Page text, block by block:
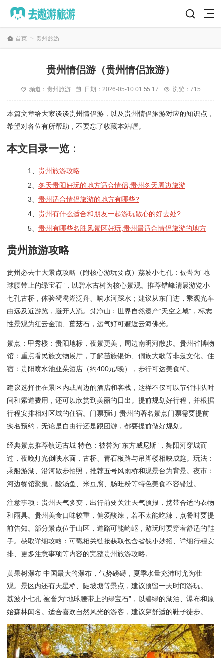
首页 > 贵州旅游
贵州情侣游（贵州情侣旅游）
频道： 贵州旅游 日期： 2026-05-10 01:55:17 浏览：715
本篇文章给大家谈谈贵州情侣游，以及贵州情侣旅游对应的知识点，
希望对各位有所帮助，不要忘了收藏本站喔。
本文目录一览：
1、 贵州旅游攻略
2、 冬天贵阳好玩的地方适合情侣,贵州冬天周边旅游
3、 贵州适合情侣旅游的地方有哪些?
4、 贵州有什么适合和朋友一起游玩散心的好去处?
5、 贵州有哪些名胜风景区好玩,贵州最适合情侣旅游的地方
贵州旅游攻略
贵州必去十大景点攻略（附核心游玩要点）荔波小七孔：被誉为“地
球腰带上的绿宝石”，以碧水古树为核心景观。推荐错峰清晨游览小
七孔古桥，体验鸳鸯湖泛舟、响水河踩水；建议从东门进，乘观光车
由远及近游览，避开人流。梵净山：世界自然遗产“天空之城”，标志
性景观为红云金顶、蘑菇石，运气好可邂逅云海佛光。
景点：甲秀楼：贵阳地标，夜景更美，周边南明河散步。贵州省博物
馆：重点看民族文物展厅，了解苗族银饰、侗族大歌等非遗文化。住
宿：贵阳喷水池亚朵酒店（约400元/晚），步行可达美食街。
建议选择住在景区内或周边的酒店和客栈，这样不仅可以节省排队时
间和索道费用，还可以欣赏到美丽的日出。提前规划好行程，并根据
行程安排相对区域的住宿。门票预订 贵州的著名景点门票需要提前
实名预约，无论是自由行还是跟团游，都要提前做好规划。
经典景点推荐镇远古城 特色：被誉为“东方威尼斯”，舞阳河穿城而
过，夜晚灯光倒映水面，古桥、青石板路与吊脚楼相映成趣。玩法：
乘船游湖、沿河散步拍照，推荐五号风雨桥和观景台为背景。夜市：
河边餐馆聚集，酸汤鱼、米豆腐、肠旺粉等特色美食不容错过。
注意事项：贵州天气多变，出行前要关注天气预报，携带合适的衣物
和雨具。贵州美食口味较重，偏爱酸辣，若不太能吃辣，点餐时要提
前告知。部分景点位于山区，道路可能崎岖，游玩时要穿着舒适的鞋
子。获取详细攻略：可戳相关链接获取包含省钱小妙招、详细行程安
排、更多注意事项等内容的完整贵州旅游攻略。
黄果树瀑布 中国最大的瀑布，气势磅礴，夏季水量充沛时尤为壮
观。景区内还有天星桥、陡坡塘等景点，建议预留一天时间游玩。
荔波小七孔 被誉为“地球腰带上的绿宝石”，以碧绿的湖泊、瀑布和原
始森林闻名。适合喜欢自然风光的游客，建议穿舒适的鞋子徒步。